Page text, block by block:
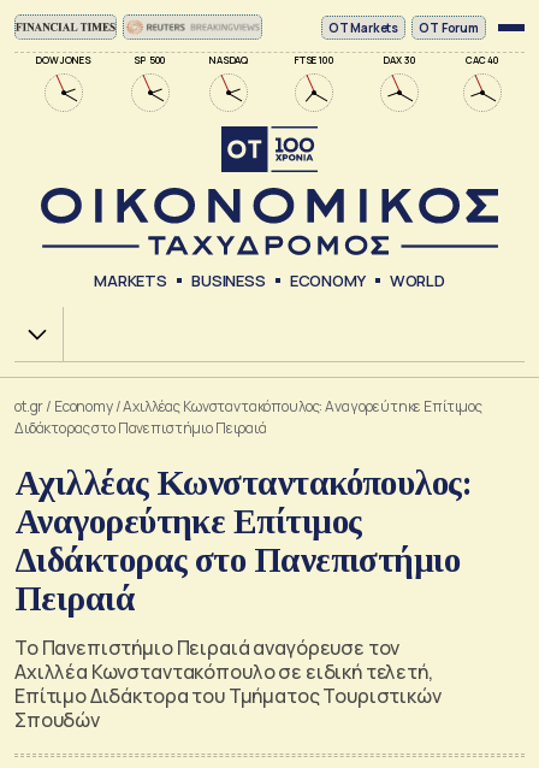
DOW JONES SP 500 NASDAQ FTSE 100 DAX 30 CAC 40
ΟΤ Markets OT Forum
MARKETS BUSINESS ECONOMY WORLD
Χ.Α.
ot.gr/ Economy/Αχιλλέας Κωνσταντακόπουλος: Αναγορεύτηκε Επίτιμος
Διδάκτορας στο Πανεπιστήμιο Πειραιά
Αχιλλέας Κωνσταντακόπουλος:
Αναγορεύτηκε Επίτιμος
Διδάκτορας στο Πανεπιστήμιο
Πειραιά
Το Πανεπιστήμιο Πειραιά αναγόρευσε τον
Αχιλλέα Κωνσταντακόπουλο σε ειδική τελετή,
Επίτιμο Διδάκτορα του Τμήματος Τουριστικών
Σπουδών